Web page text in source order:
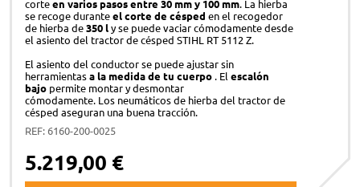
corteen varios pasos entre 30 mm y 100 mm. La hierba
se recoge duranteel corte de césped en el recogedor
de hierba de350 ly se puede vaciar cómodamente desde
el asiento del tractor de césped STIHL RT 5112 Z.
El asiento del conductor se puede ajustar sin
herramientasa la medida de tu cuerpo. El escalón
bajo permite montar y desmontar
cómodamente. Los neumáticos de hierba del tractor de
césped aseguran una buena tracción.
REF: 6160-200-0025
5.219,00 €